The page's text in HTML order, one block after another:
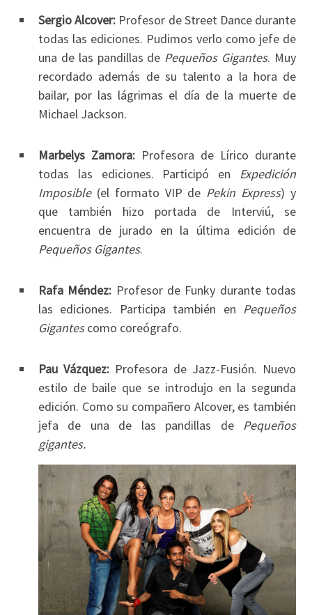
Sergio Alcover: Profesor de Street Dance durante
todas las ediciones. Pudimos verlo como jefe de
una de las pandillas de Pequeños Gigantes. Muy
recordado además de su talento a la hora de
bailar, por las lágrimas el día de la muerte de
Michael Jackson.
Marbelys Zamora: Profesora de Lírico durante
todas las ediciones. Participó en Expedición
Imposible(el formato VIP de Pekin Express) y
que también hizo portada de Interviú, se
encuentra de jurado en la última edición de
Pequeños Gigantes.
Rafa Méndez: Profesor de Funky durante todas
las ediciones. Participa también en Pequeños
Gigantescomo coreógrafo.
Pau Vázquez: Profesora de Jazz-Fusión. Nuevo
estilo de baile que se introdujo en la segunda
edición. Como su compañero Alcover, es también
jefa de una de las pandillas de Pequeños
gigantes.